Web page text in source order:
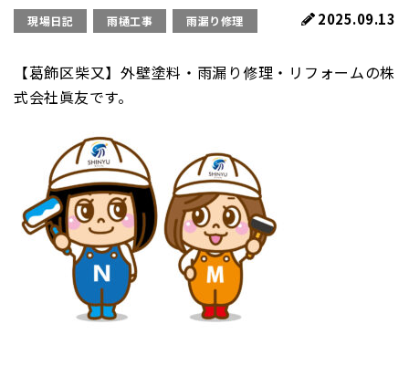
現場日記 雨樋工事 雨漏り修理 2025.09.13
【葛飾区柴又】外壁塗料・雨漏り修理・リフォームの株
式会社眞友です。